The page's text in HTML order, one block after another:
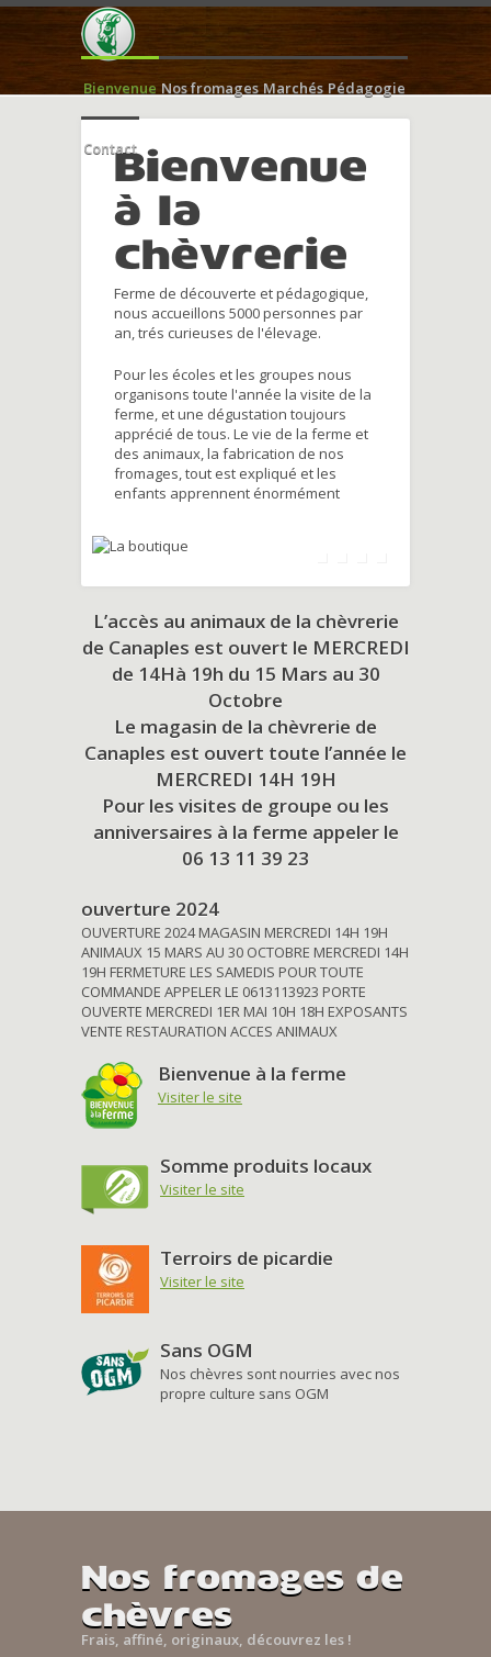
Bienvenue Nos fromages Marchés Pédagogie
ContactBienvenue
à la
chèvrerie
Ferme de découverte et pédagogique,
nous accueillons 5000 personnes par
an, trés curieuses de l'élevage.
Pour les écoles et les groupes nous
organisons toute l'année la visite de la
ferme, et une dégustation toujours
apprécié de tous. Le vie de la ferme et
des animaux, la fabrication de nos
fromages, tout est expliqué et les
enfants apprennent énormément
L’accès au animaux de la chèvrerie
de Canaples est ouvert le MERCREDI
de 14Hà 19h du 15 Mars au 30
Octobre
Le magasin de la chèvrerie de
Canaples est ouvert toute l’année le
MERCREDI 14H 19H
Pour les visites de groupe ou les
anniversaires à la ferme appeler le
06 13 11 39 23
ouverture 2024
OUVERTURE 2024 MAGASIN MERCREDI 14H 19H
ANIMAUX 15 MARS AU 30 OCTOBRE MERCREDI 14H
19H FERMETURE LES SAMEDIS POUR TOUTE
COMMANDE APPELER LE 0613113923 PORTE
OUVERTE MERCREDI 1ER MAI 10H 18H EXPOSANTS
VENTE RESTAURATION ACCES ANIMAUX
Bienvenue à la ferme
Visiter le site
Somme produits locaux
Visiter le site
Terroirs de picardie
Visiter le site
Sans OGM
Nos chèvres sont nourries avec nos
propre culture sans OGM
Nos fromages de
chèvres
Frais, affiné, originaux, découvrez les !